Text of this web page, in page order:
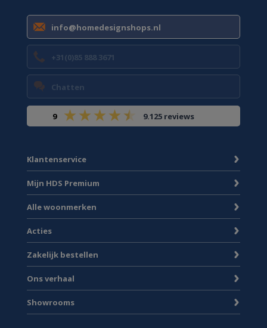
info@homedesignshops.nl
+31(0)85 888 3671
Chatten
9 9.125 reviews
Klantenservice
Mijn HDS Premium
Alle woonmerken
Acties
Zakelijk bestellen
Ons verhaal
Showrooms